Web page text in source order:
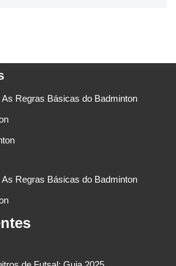
Regras Básicas do Badminton
Regras Básicas do Badminton